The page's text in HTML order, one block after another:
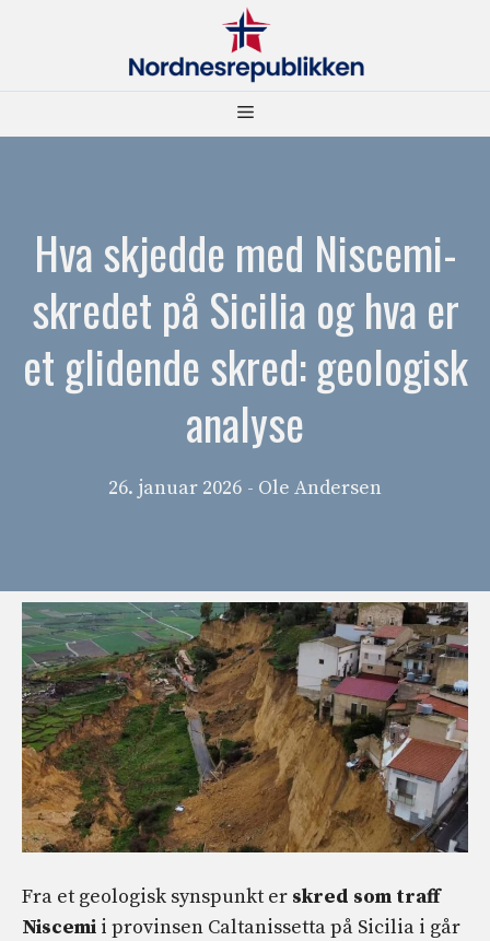
Meny
Hva skjedde med Niscemi-
skredet på Sicilia og hva er
et glidende skred: geologisk
analyse
26. januar 2026 - Ole Andersen
Fra et geologisk synspunkt er skred som traff
Niscemi i provinsen Caltanissetta på Sicilia i går